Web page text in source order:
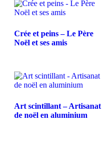
Crée et peins – Le Père
Noël et ses amis
Art scintillant – Artisanat
de noël en aluminium